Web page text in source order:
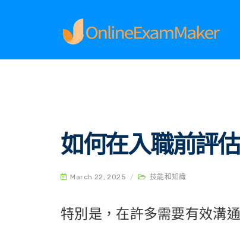
Home
如何在入職前評
March 22, 2025 / 技能和知識
特別是，在許多需要有效溝